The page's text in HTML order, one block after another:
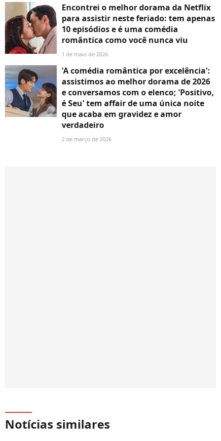
Encontrei o melhor dorama da Netflix
para assistir neste feriado: tem apenas
10 episódios e é uma comédia
romântica como você nunca viu
1 de maio de 2026
'A comédia romântica por excelência':
assistimos ao melhor dorama de 2026
e conversamos com o elenco; 'Positivo,
é Seu' tem affair de uma única noite
que acaba em gravidez e amor
verdadeiro
2 de março de 2026
Notícias similares